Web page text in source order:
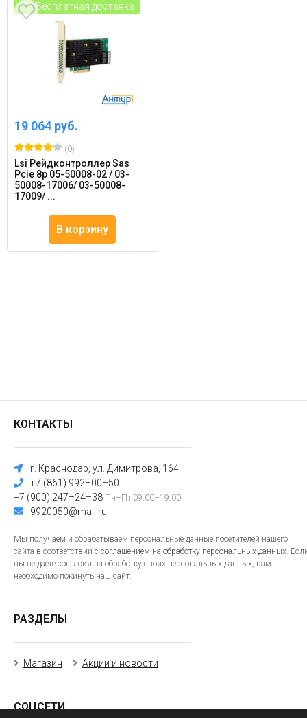
Бесплатная доставка
19 064 руб.
(0)
Lsi Рейдконтроллер Sas
Pcie 8p 05-50008-02 / 03-
50008-17006/ 03-50008-
17009/ ...
В корзину
КОНТАКТЫ
г. Краснодар, ул. Димитрова, 164
+7 (861) 992–00–50
+7 (900) 247–24–38 Пн–Пт 09:00–19:00
9920050@mail.ru
Мы получаем и обрабатываем персональные данные посетителей нашего
сайта в соответствии с соглашением на обработку персональных данных.
вы не даете согласия на обработку своих персональных данных, вам
необходимо покинуть наш сайт.
РАЗДЕЛЫ
Магазин Акции и новости
СОЦСЕТИ